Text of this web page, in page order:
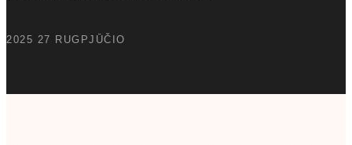
2025 27 RUGPJŪČIO